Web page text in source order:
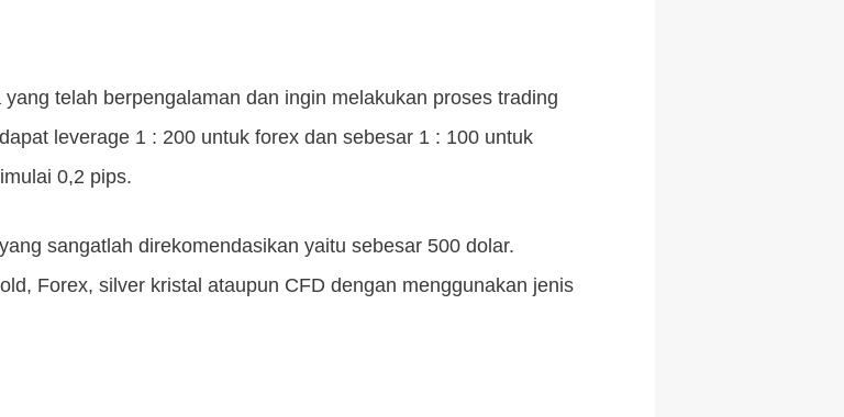
telah berpengalaman dan ingin melakukan proses trading
leverage 1 : 200 untuk forex dan sebesar 1 : 100 untuk
0,2 pips.
sangatlah direkomendasikan yaitu sebesar 500 dolar.
Forex, silver kristal ataupun CFD dengan menggunakan jenis